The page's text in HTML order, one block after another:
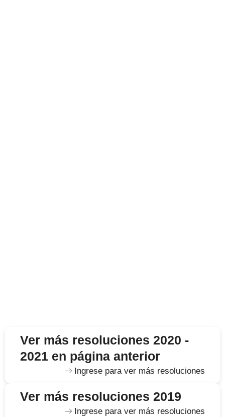
Ver más resoluciones 2020 -
2021 en página anterior
Ingrese para ver más resoluciones
Ver más resoluciones 2019
Ingrese para ver más resoluciones